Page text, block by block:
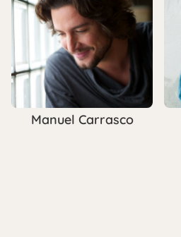
Manuel Carrasco